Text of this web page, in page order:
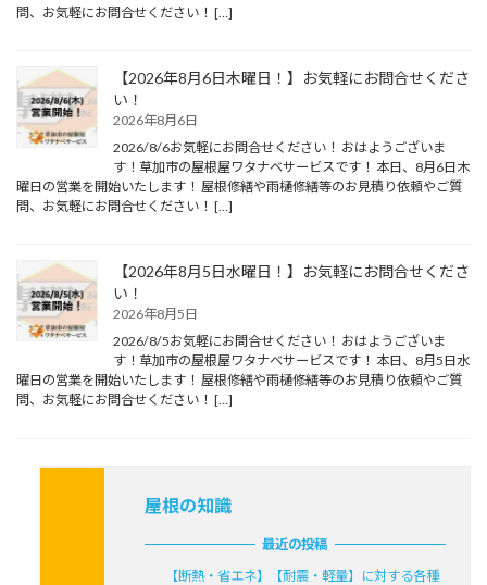
問、お気軽にお問合せください！ […]
【2026年8月6日木曜日！】お気軽にお問合せくださ
い！
2026年8月6日
2026/8/6お気軽にお問合せください！ おはようございま
す！草加市の屋根屋ワタナベサービスです！ 本日、8月6日木
曜日の営業を開始いたします！ 屋根修繕や雨樋修繕等のお見積り依頼やご質
問、お気軽にお問合せください！ […]
【2026年8月5日水曜日！】お気軽にお問合せくださ
い！
2026年8月5日
2026/8/5お気軽にお問合せください！ おはようございま
す！草加市の屋根屋ワタナベサービスです！ 本日、8月5日水
曜日の営業を開始いたします！ 屋根修繕や雨樋修繕等のお見積り依頼やご質
問、お気軽にお問合せください！ […]
屋根の知識
最近の投稿
【断熱・省エネ】【耐震・軽量】に対する各種